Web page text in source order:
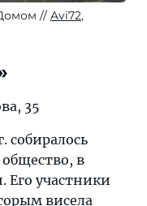
Avi72,
35
собиралось
в
участники
висела